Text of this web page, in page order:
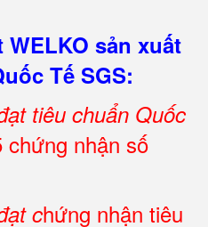
WELKO sản xuất
Tế SGS:
tiêu chuẩn Quốc
chứng nhận số
chứng nhận tiêu